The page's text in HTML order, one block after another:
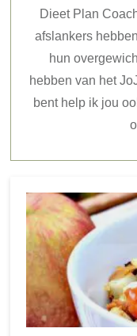
Dieet Plan
afslankers
hun
hebben van het
bent help ik jou